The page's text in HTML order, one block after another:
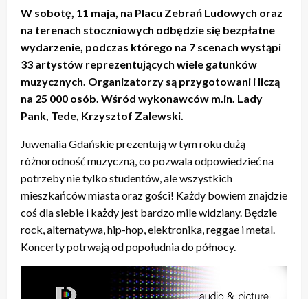
W sobotę, 11 maja, na Placu Zebrań Ludowych oraz
na terenach stoczniowych odbędzie się bezpłatne
wydarzenie, podczas którego na 7 scenach wystąpi
33 artystów reprezentujących wiele gatunków
muzycznych. Organizatorzy są przygotowani i liczą
na 25 000 osób. Wśród wykonawców m.in. Lady
Pank, Tede, Krzysztof Zalewski.
Juwenalia Gdańskie prezentują w tym roku dużą
różnorodność muzyczną, co pozwala odpowiedzieć na
potrzeby nie tylko studentów, ale wszystkich
mieszkańców miasta oraz gości! Każdy bowiem znajdzie
coś dla siebie i każdy jest bardzo mile widziany. Będzie
rock, alternatywa, hip-hop, elektronika, reggae i metal.
Koncerty potrwają od popołudnia do północy.